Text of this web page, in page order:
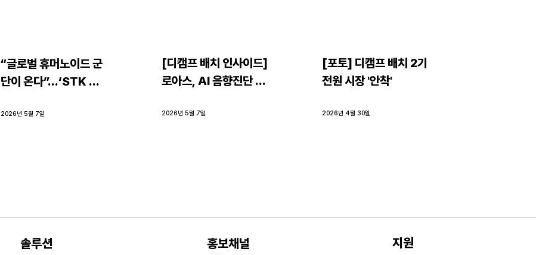
“글로벌 휴머노이드 군
단이 온다”…‘STK
10일 개막
2026년 5월 7일
[디캠프 배치 인사이드]
로아스, AI 음향진단 ‘스
2026년 5월 7일
[포토] 디캠프 배치 2기
전원 시장 '안착'
2026년 4월 30일
​솔루션 홍보채널 지원